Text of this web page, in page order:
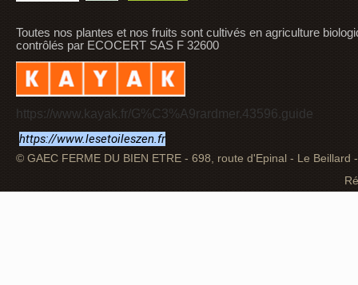
Toutes nos plantes et nos fruits sont cultivés en agriculture
contrôlés par ECOCERT SAS F 32600
https://www.kayak.fr/G%C3%A9rardmer.43596.guide
https://www.lesetoileszen.fr
© GAEC FERME DU BIEN ETRE - 698, route d'Epinal - Le